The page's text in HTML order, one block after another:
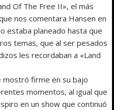
Of The Free II», el más
nos comentara Hansen en
estaba planeado hasta que
temas, que al ser pesados
les recordaban a «Land
mostró firme en su bajo
momentos, al igual que
en un show que continuó